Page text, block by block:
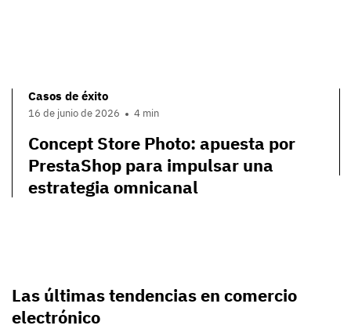
Casos de éxito
16 de junio de 2026 4 min
Concept Store Photo: apuesta por
PrestaShop para impulsar una
estrategia omnicanal
Las últimas tendencias en comercio
electrónico